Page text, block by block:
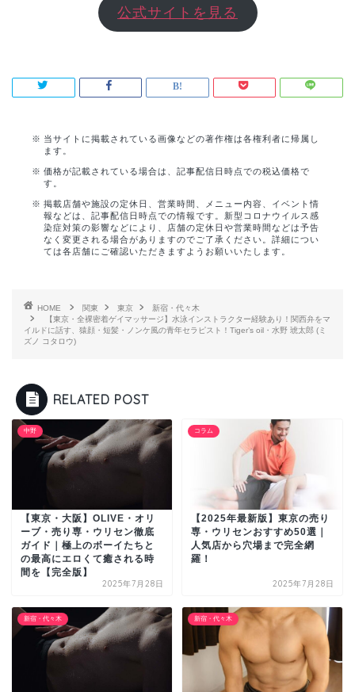
公式サイトを見る
当サイトに掲載されている画像などの著作権は各権利者に帰属し
ます。
価格が記載されている場合は、記事配信日時点での税込価格で
す。
掲載店舗や施設の定休日、営業時間、メニュー内容、イベント情
報などは、記事配信日時点での情報です。新型コロナウイルス感
染症対策の影響などにより、店舗の定休日や営業時間などは予告
なく変更される場合がありますのでご了承ください。詳細につい
ては各店舗にご確認いただきますようお願いいたします。
HOME 関東 東京
新宿・代々木
【東京・全裸密着ゲイマッサージ】水泳インストラクター経験あり！関西弁をマ
イルドに話す、猿顔・短髪・ノンケ風の青年セラピスト！Tiger’s oil・水野 琥太郎 (ミ
ズノ コタロウ)
RELATED POST
中野
【東京・大阪】OLIVE・オリ
ーブ・売り専・ウリセン徹底
ガイド｜極上のボーイたちと
の最高にエロくて癒される時
間を【完全版】
2025年7月28日
コラム
【2025年最新版】東京の売り
専・ウリセンおすすめ50選｜
人気店から穴場まで完全網
羅！
2025年7月28日
新宿・代々木 新宿・代々木